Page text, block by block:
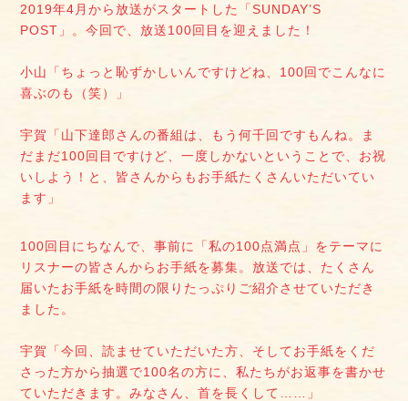
2019年4月から放送がスタートした「SUNDAY’S
POST」。今回で、放送100回目を迎えました！
小山「ちょっと恥ずかしいんですけどね、100回でこんなに
喜ぶのも（笑）」
宇賀「山下達郎さんの番組は、もう何千回ですもんね。ま
だまだ100回目ですけど、一度しかないということで、お祝
いしよう！と、皆さんからもお手紙たくさんいただいてい
ます」
100回目にちなんで、事前に「私の100点満点」をテーマに
リスナーの皆さんからお手紙を募集。放送では、たくさん
届いたお手紙を時間の限りたっぷりご紹介させていただき
ました。
宇賀「今回、読ませていただいた方、そしてお手紙をくだ
さった方から抽選で100名の方に、私たちがお返事を書かせ
ていただきます。みなさん、首を長くして……」